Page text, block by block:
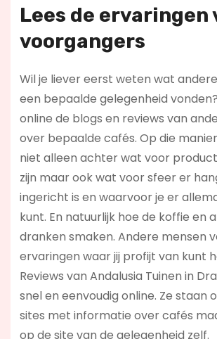
Lees de ervaringen
voorgangers
Wil je liever eerst weten wat
een bepaalde gelegenheid
online de blogs en reviews van
over bepaalde cafés. Op die
niet alleen achter wat voor
zijn maar ook wat voor sfeer er
ingericht is en waarvoor je er
kunt. En natuurlijk hoe de koffie en
dranken smaken. Andere mensen
ervaringen waar jij profijt van kunt
Reviews van Andalusia Tuinen in
snel en eenvoudig online. Ze staan
sites met informatie over cafés
op de site van de gelegenheid zelf.